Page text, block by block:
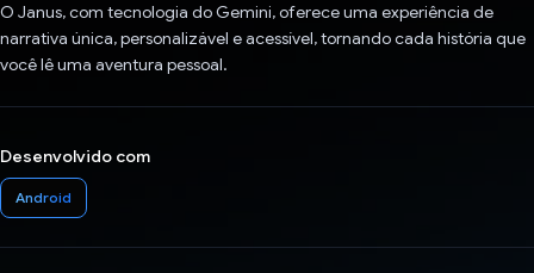
O Janus, com tecnologia do Gemini, oferece uma experiência de
narrativa única, personalizável e acessível, tornando cada história que
você lê uma aventura pessoal.
Desenvolvido com
Android